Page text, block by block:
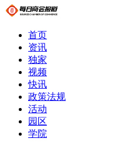
首页
资讯
独家
视频
快讯
政策法规
活动
园区
学院